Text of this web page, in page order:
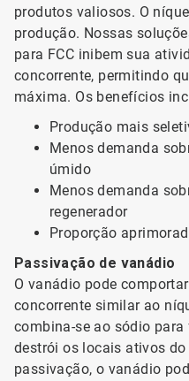
produtos valiosos. O
produção. Nossas
para FCC inibem sua
concorrente, permitindo
máxima. Os benefícios
Produção mais
Menos demanda
úmido
Menos demanda
regenerador
Proporção
Passivação de vanádio
O vanádio pode
concorrente similar ao
combina-se ao sódio
destrói os locais ativos do
passivação, o vanádio